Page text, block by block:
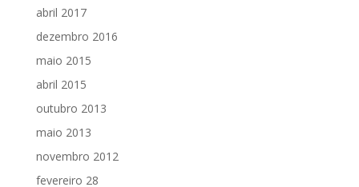
abril 2017
dezembro 2016
maio 2015
abril 2015
outubro 2013
maio 2013
novembro 2012
fevereiro 28